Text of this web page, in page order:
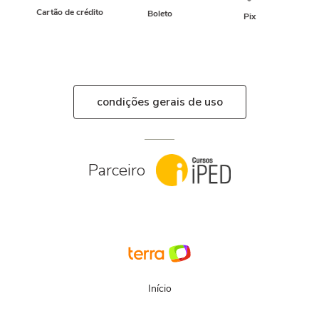
Cartão de crédito Boleto Pix
condições gerais de uso
Parceiro
Início